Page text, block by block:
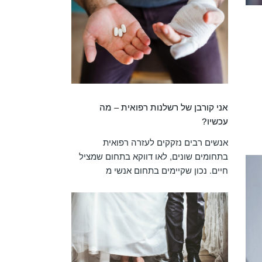
אני קורבן של רשלנות רפואית – מה
עכשיו?
אנשים רבים נזקקים לעזרה רפואית
בתחומים שונים, לאו דווקא בתחום שמציל
חיים. נכון שקיימים בתחום אנשי מ